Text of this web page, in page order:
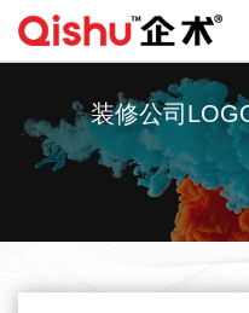
装修公司